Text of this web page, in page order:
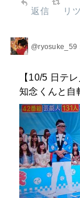
返信 リ
@ryosuke_59
【10/5 日テ
知念くんと自